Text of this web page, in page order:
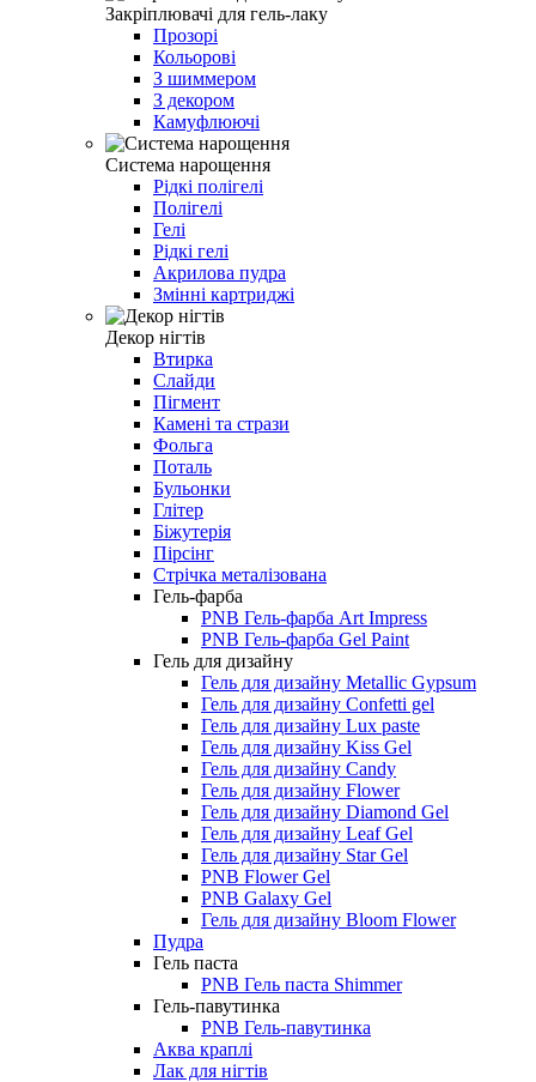
Закріплювачі для гель-лаку
Прозорі
Кольорові
З шиммером
З декором
Камуфлюючі
Система нарощення
Рідкі полігелі
Полігелі
Гелі
Рідкі гелі
Акрилова пудра
Змінні картриджі
Декор нігтів
Втирка
Слайди
Пігмент
Камені та стрази
Фольга
Поталь
Бульонки
Глітер
Біжутерія
Пірсінг
Стрічка металізована
Гель-фарба
PNB Гель-фарба Art Impress
PNB Гель-фарба Gel Paint
Гель для дизайну
Гель для дизайну Metallic Gypsum
Гель для дизайну Confetti gel
Гель для дизайну Lux paste
Гель для дизайну Kiss Gel
Гель для дизайну Candy
Гель для дизайну Flower
Гель для дизайну Diamond Gel
Гель для дизайну Leaf Gel
Гель для дизайну Star Gel
PNB Flower Gel
PNB Galaxy Gel
Гель для дизайну Bloom Flower
Пудра
Гель паста
PNB Гель паста Shimmer
Гель-павутинка
PNB Гель-павутинка
Аква краплі
Лак для нігтів